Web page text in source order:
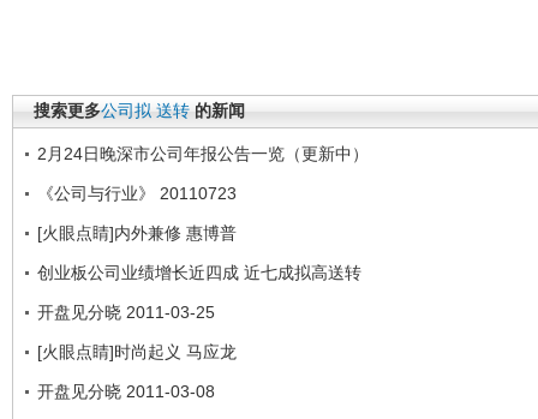
搜索更多公司拟 送转 的新闻
2月24日晚深市公司年报公告一览（更新中）
《公司与行业》 20110723
[火眼点睛]内外兼修 惠博普
创业板公司业绩增长近四成 近七成拟高送转
开盘见分晓 2011-03-25
[火眼点睛]时尚起义 马应龙
开盘见分晓 2011-03-08